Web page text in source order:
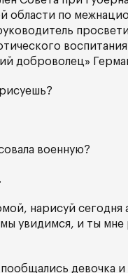
области по
воспитания
доброволец»
военную?
нарисуй сегодня
увидимся, и ты мне
девочка и